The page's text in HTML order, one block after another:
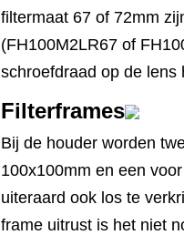
filtermaat 67 of 72mm
(FH100M2LR67 of
schroefdraad op de lens
Filterframes
Bij de houder worden
100x100mm en een
uiteraard ook los te
frame uitrust is het niet